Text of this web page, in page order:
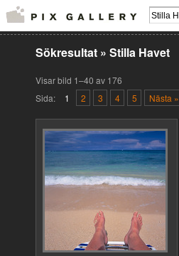
Sökresultat » Stilla Havet
Visar bild 1–40 av 176
Sida:
1 2 3 4 5 Nästa »